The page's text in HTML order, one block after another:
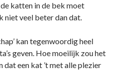
katten in de bek moet
niet veel beter dan dat.
kan tegenwoordig heel
geven. Hoe moeilijk zou het
een kat ’t met alle plezier